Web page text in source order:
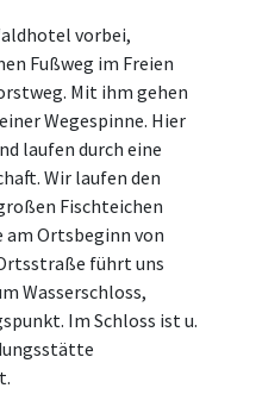
vorbei,
Fußweg im Freien
Mit ihm gehen
Wegespinne. Hier
laufen durch eine
Wir laufen den
Fischteichen
Ortsbeginn von
führt uns
Wasserschloss,
Im Schloss ist u.